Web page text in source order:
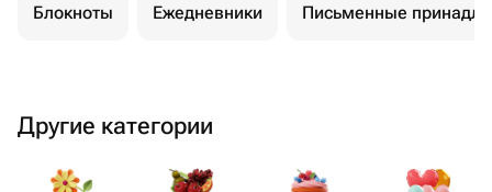
Блокноты Ежедневники Письменные
Другие категории